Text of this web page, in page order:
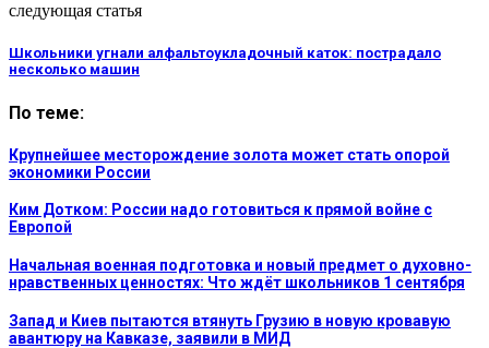
следующая статья
Школьники угнали алфальтоукладочный каток: пострадало
несколько машин
По теме:
Крупнейшее месторождение золота может стать опорой
экономики России
Ким Дотком: России надо готовиться к прямой войне с
Европой
Начальная военная подготовка и новый предмет о духовно-
нравственных ценностях: Что ждёт школьников 1 сентября
Запад и Киев пытаются втянуть Грузию в новую кровавую
авантюру на Кавказе, заявили в МИД